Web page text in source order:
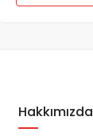
Hakkımızda